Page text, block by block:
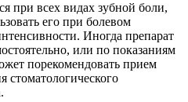
при всех видах зубной боли,
его при болевом
Иногда препарат
или по показаниям
порекомендовать прием
стоматологического